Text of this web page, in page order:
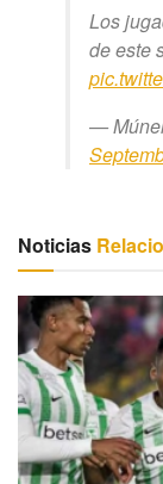
Los
de este
—
Noticias